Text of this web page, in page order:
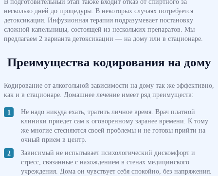
несколько дней до процедуры. В некоторых случаях потребуется
детоксикация. Инфузионная терапия подразумевает постановку
сложной капельницы, состоящей из нескольких препаратов. Мы
предлагаем 2 варианта детоксикации — на дому или в стационаре.
Преимущества кодирования на дому
Кодирование от алкогольной зависимости на дому так же эффективно,
как и в стационаре. Домашнее лечение имеет ряд преимуществ:
Не надо никуда ехать, тратить личное время. Врач платной
клиники приедет сам к оговоренному заранее времени. К тому
же многие стесняются своей проблемы и не готовы прийти на
очный прием в центр.
Зависимый не испытывает психологический дискомфорт и
стресс, связанные с нахождением в стенах медицинского
учреждения. Дома он чувствует себя спокойно, без напряжения.